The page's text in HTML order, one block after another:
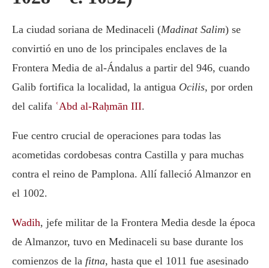
La ciudad soriana de Medinaceli (Madinat Salim) se
convirtió en uno de los principales enclaves de la
Frontera Media de al-Ándalus a partir del 946, cuando
Galib fortifica la localidad, la antigua Ocilis, por orden
del califa ʿAbd al-Raḥmān III.
Fue centro crucial de operaciones para todas las
acometidas cordobesas contra Castilla y para muchas
contra el reino de Pamplona. Allí falleció Almanzor en
el 1002.
Wadih, jefe militar de la Frontera Media desde la época
de Almanzor, tuvo en Medinaceli su base durante los
comienzos de la fitna, hasta que el 1011 fue asesinado